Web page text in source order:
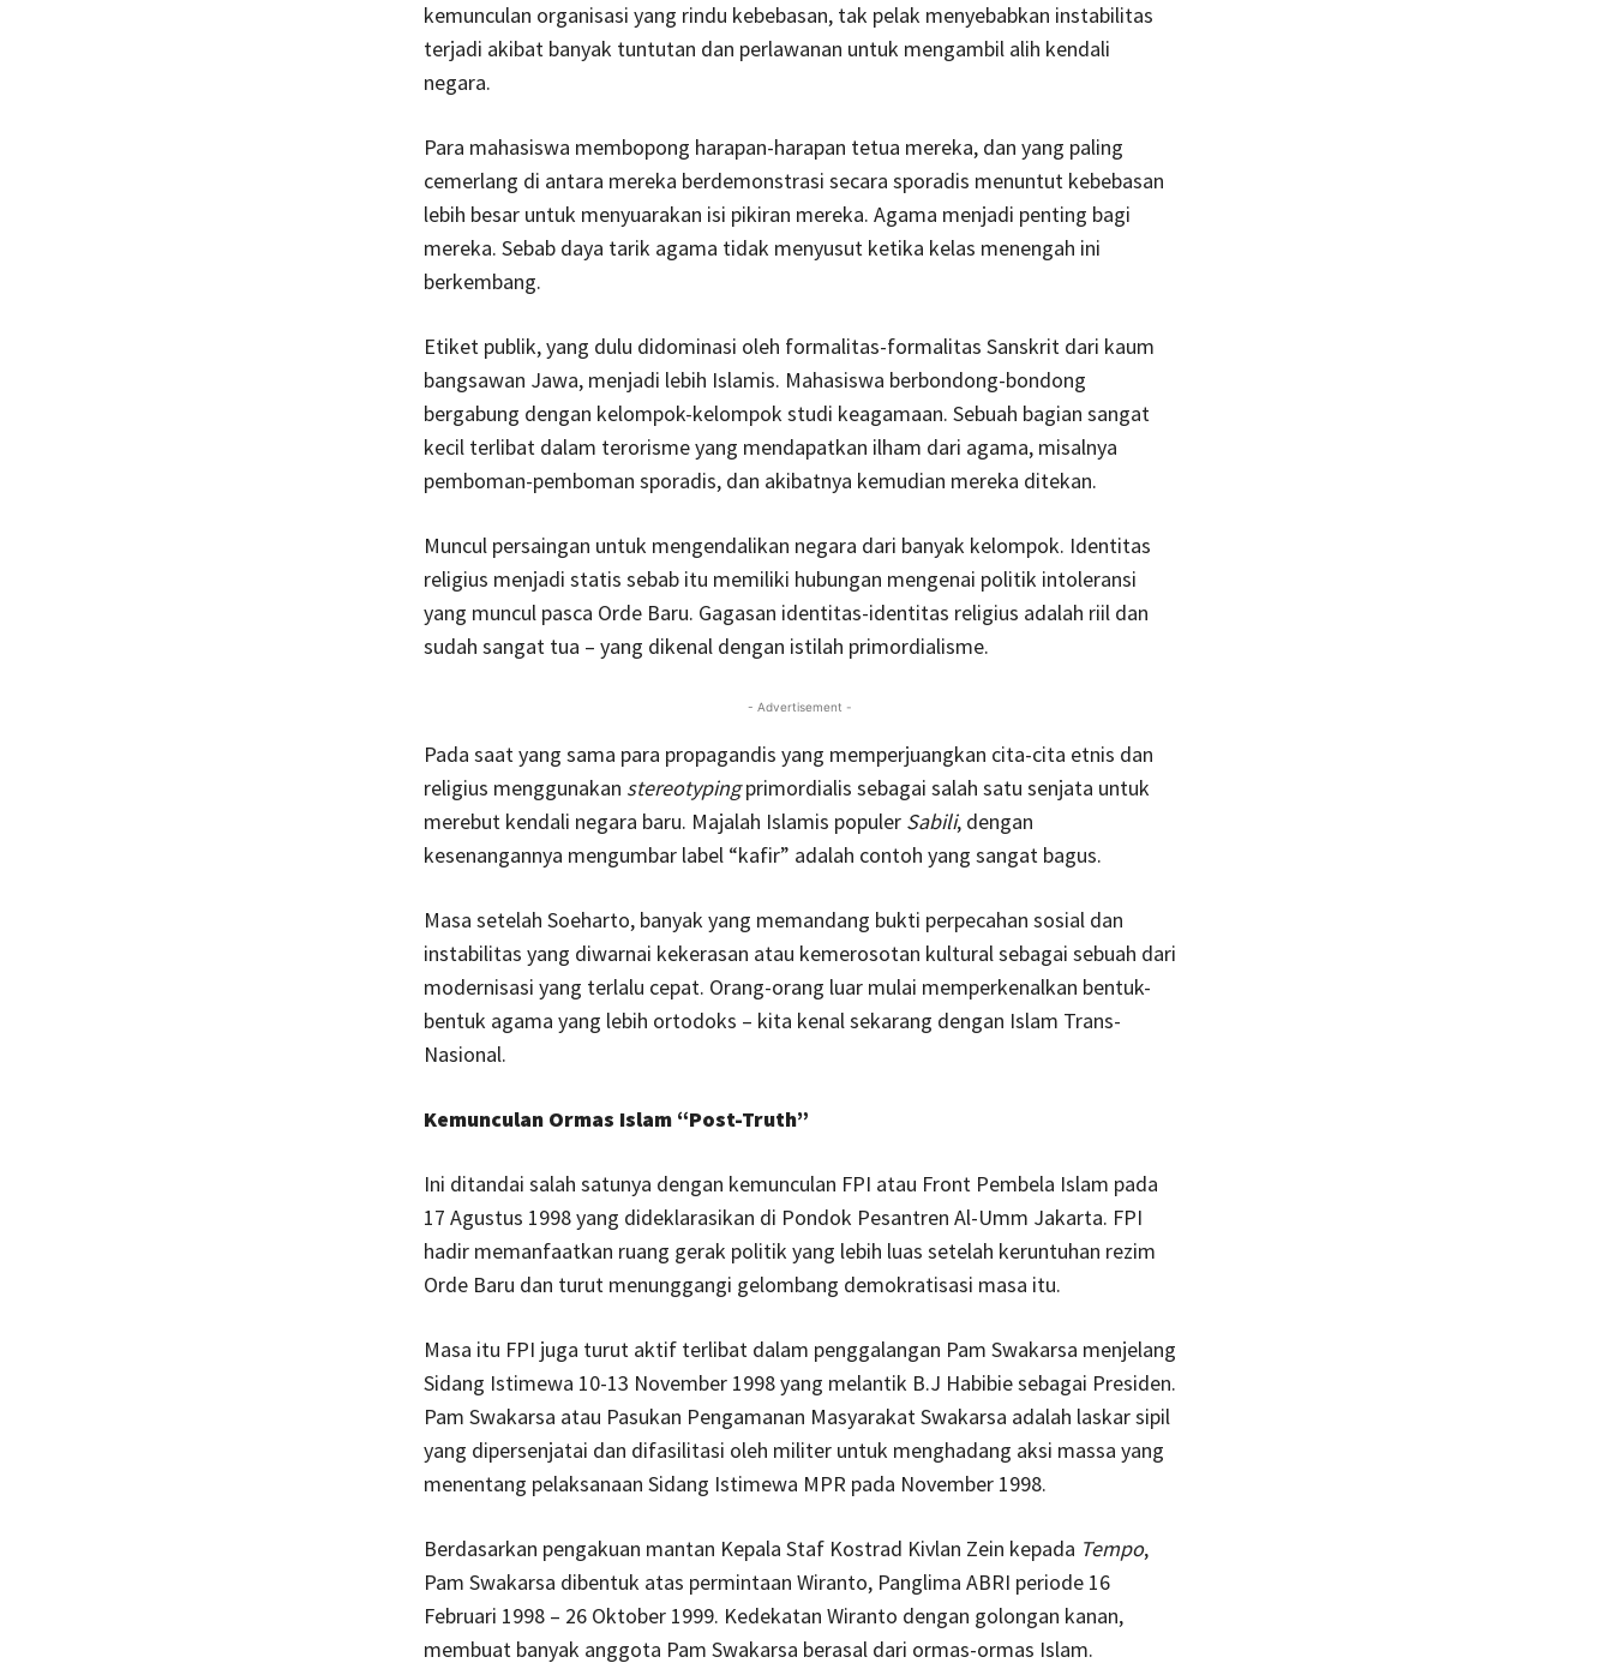
kemunculan organisasi yang rindu kebebasan, tak pelak menyebabkan instabilitas
terjadi akibat banyak tuntutan dan perlawanan untuk mengambil alih kendali
negara.
Para mahasiswa membopong harapan-harapan tetua mereka, dan yang paling
cemerlang di antara mereka berdemonstrasi secara sporadis menuntut kebebasan
lebih besar untuk menyuarakan isi pikiran mereka. Agama menjadi penting bagi
mereka. Sebab daya tarik agama tidak menyusut ketika kelas menengah ini
berkembang.
Etiket publik, yang dulu didominasi oleh formalitas-formalitas Sanskrit dari kaum
bangsawan Jawa, menjadi lebih Islamis. Mahasiswa berbondong-bondong
bergabung dengan kelompok-kelompok studi keagamaan. Sebuah bagian sangat
kecil terlibat dalam terorisme yang mendapatkan ilham dari agama, misalnya
pemboman-pemboman sporadis, dan akibatnya kemudian mereka ditekan.
Muncul persaingan untuk mengendalikan negara dari banyak kelompok. Identitas
religius menjadi statis sebab itu memiliki hubungan mengenai politik intoleransi
yang muncul pasca Orde Baru. Gagasan identitas-identitas religius adalah riil dan
sudah sangat tua – yang dikenal dengan istilah primordialisme.
- Advertisement -
Pada saat yang sama para propagandis yang memperjuangkan cita-cita etnis dan
religius menggunakan stereotypingprimordialis sebagai salah satu senjata untuk
merebut kendali negara baru. Majalah Islamis populer Sabili, dengan
kesenangannya mengumbar label “kafir” adalah contoh yang sangat bagus.
Masa setelah Soeharto, banyak yang memandang bukti perpecahan sosial dan
instabilitas yang diwarnai kekerasan atau kemerosotan kultural sebagai sebuah dari
modernisasi yang terlalu cepat. Orang-orang luar mulai memperkenalkan bentuk-
bentuk agama yang lebih ortodoks – kita kenal sekarang dengan Islam Trans-
Nasional.
Kemunculan Ormas Islam “Post-Truth”
Ini ditandai salah satunya dengan kemunculan FPI atau Front Pembela Islam pada
17 Agustus 1998 yang dideklarasikan di Pondok Pesantren Al-Umm Jakarta. FPI
hadir memanfaatkan ruang gerak politik yang lebih luas setelah keruntuhan rezim
Orde Baru dan turut menunggangi gelombang demokratisasi masa itu.
Masa itu FPI juga turut aktif terlibat dalam penggalangan Pam Swakarsa menjelang
Sidang Istimewa 10-13 November 1998 yang melantik B.J Habibie sebagai Presiden.
Pam Swakarsa atau Pasukan Pengamanan Masyarakat Swakarsa adalah laskar sipil
yang dipersenjatai dan difasilitasi oleh militer untuk menghadang aksi massa yang
menentang pelaksanaan Sidang Istimewa MPR pada November 1998.
Berdasarkan pengakuan mantan Kepala Staf Kostrad Kivlan Zein kepada Tempo,
Pam Swakarsa dibentuk atas permintaan Wiranto, Panglima ABRI periode 16
Februari 1998 – 26 Oktober 1999. Kedekatan Wiranto dengan golongan kanan,
membuat banyak anggota Pam Swakarsa berasal dari ormas-ormas Islam.